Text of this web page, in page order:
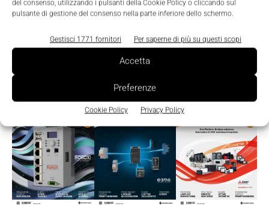
del consenso, utilizzando i pulsanti della Cookie Policy o cliccando sul
pulsante di gestione del consenso nella parte inferiore dello schermo.
Gestisci 1771 fornitori Per saperne di più su questi scopi
Accetta
Preferenze
Cookie Policy Privacy Policy